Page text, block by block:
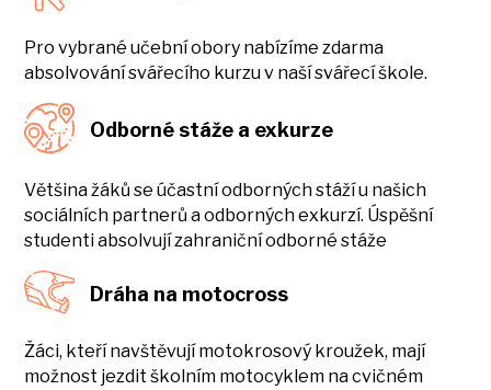
Pro vybrané učební obory nabízíme zdarma
absolvování svářecího kurzu v naší svářecí škole.
Odborné stáže a exkurze
Většina žáků se účastní odborných stáží u našich
sociálních partnerů a odborných exkurzí. Úspěšní
studenti absolvují zahraniční odborné stáže
Dráha na motocross
Žáci, kteří navštěvují motokrosový kroužek, mají
možnost jezdit školním motocyklem na cvičném